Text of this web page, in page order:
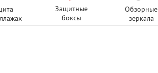
Защитные
боксы
Обзорные
зеркала